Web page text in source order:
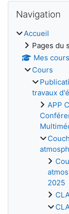
Blocs
Navigation
Accueil
Pages du
Mes cours
Cours
travaux
APP
2025